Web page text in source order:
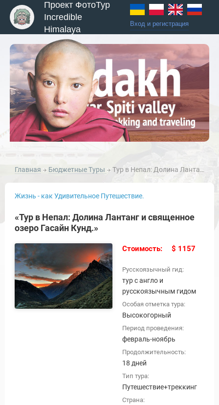
Проект ФотоТур
Incredible
Himalaya
Вход и регистрация
Главная Бюджетные Туры Тур в Непал: Долина Лантанг и священное озеро Гасайн Кунд.
Жизнь - как Удивительное Путешествие.
«Тур в Непал: Долина Лантанг и священное
озеро Гасайн Кунд.»
Стоимость: $ 1157
Русскоязычный гид:
тур с англо и
русскоязычным гидом
Особая отметка тура:
Высокогорный
Период проведения:
февраль-ноябрь
Продолжительность:
18 дней
Тип тура:
Путешествие+треккинг
Страна: